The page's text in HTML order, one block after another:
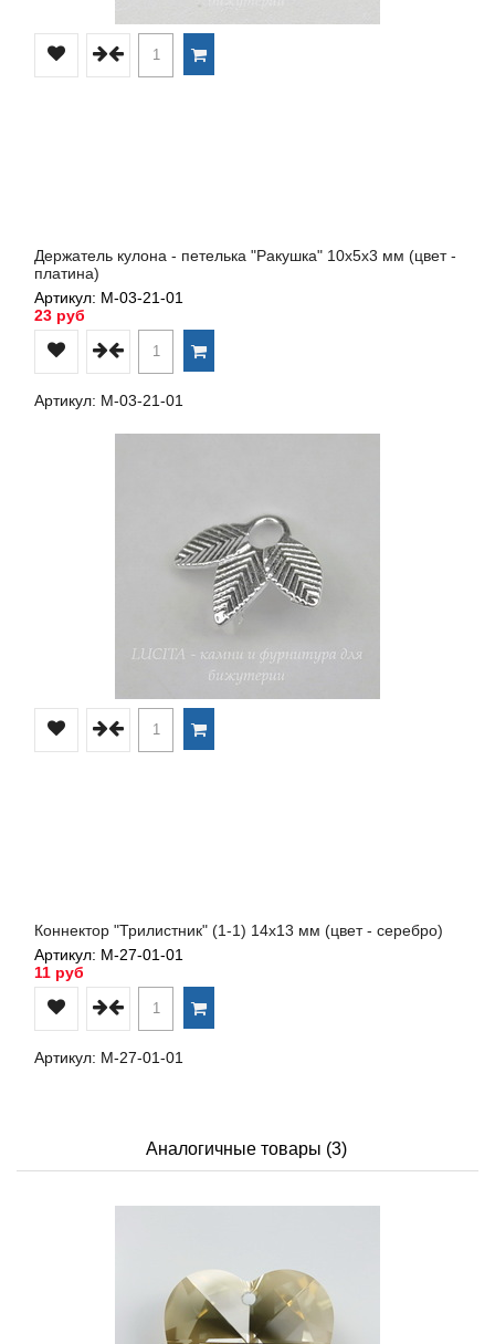
Держатель кулона - петелька "Ракушка" 10х5х3 мм (цвет -
платина)
Артикул: М-03-21-01
23 руб
Артикул: М-03-21-01
Коннектор "Трилистник" (1-1) 14х13 мм (цвет - серебро)
Артикул: М-27-01-01
11 руб
Артикул: М-27-01-01
Аналогичные товары (3)